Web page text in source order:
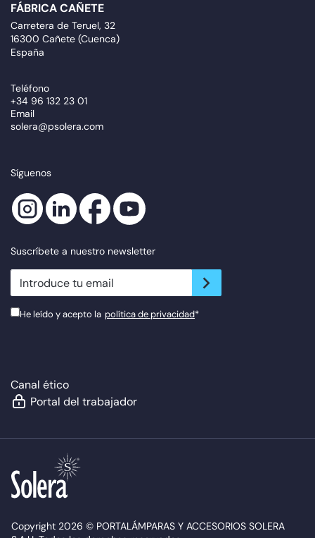
FÁBRICA CAÑETE
Carretera de Teruel, 32
16300 Cañete (Cuenca)
España
Teléfono
+34 96 132 23 01
Email
solera@psolera.com
Síguenos
Suscríbete a nuestro newsletter
newsletter.suscribe
He leído y acepto la política de privacidad*
Canal ético
Portal del trabajador
Copyright 2026 © PORTALÁMPARAS Y ACCESORIOS SOLERA